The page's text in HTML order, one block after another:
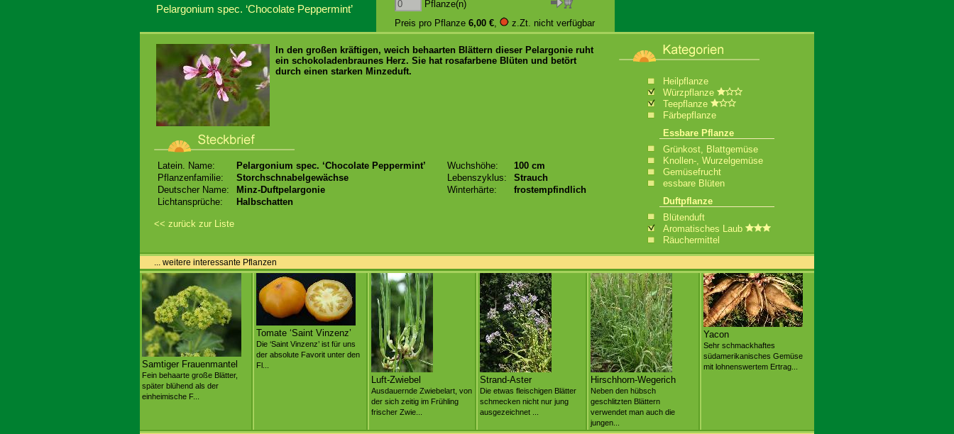
Pelargonium spec. ‘Chocolate Peppermint’
Pflanze(n)
Preis pro Pflanze 6,00 €, z.Zt. nicht verfügbar
In den großen kräftigen, weich behaarten Blättern dieser Pelargonie ruht
ein schokoladenbraunes Herz. Sie hat rosafarbene Blüten und betört
durch einen starken Minzeduft.
Latein. Name:
Pelargonium spec. ‘Chocolate Peppermint’
Pflanzenfamilie:
Storchschnabelgewächse
Deutscher Name:
Minz-Duftpelargonie
Lichtansprüche:
Halbschatten
Wuchshöhe:
100 cm
Lebenszyklus:
Strauch
Winterhärte:
frostempfindlich
<< zurück zur Liste
Heilpflanze
Würzpflanze
Teepflanze
Färbepflanze
Essbare Pflanze
Grünkost, Blattgemüse
Knollen-, Wurzelgemüse
Gemüsefrucht
essbare Blüten
Duftpflanze
Blütenduft
Aromatisches Laub
Räuchermittel
... weitere interessante Pflanzen
Samtiger Frauenmantel
Fein behaarte große Blätter,
später blühend als der
einheimische F...
Tomate ‘Saint Vinzenz’
Die ‘Saint Vinzenz’ ist für uns
der absolute Favorit unter den
Fl...
Luft-Zwiebel
Ausdauernde Zwiebelart, von
der sich zeitig im Frühling
frischer Zwie...
Strand-Aster
Die etwas fleischigen Blätter
schmecken nicht nur jung
ausgezeichnet ...
Hirschhorn-Wegerich
Neben den hübsch
geschlitzten Blättern
verwendet man auch die
jungen...
Yacon
Sehr schmackhaftes
südamerikanisches Gemüse
mit lohnenswertem Ertrag...